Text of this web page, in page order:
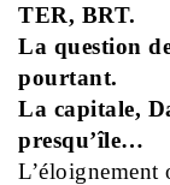
TER, BRT.
La question
pourtant.
La capitale,
presqu’île…
L’éloignement